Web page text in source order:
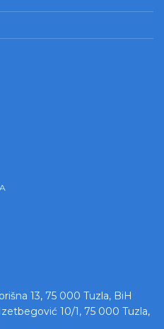
13, 75 000 Tuzla, BiH
10/1, 75 000 Tuzla,